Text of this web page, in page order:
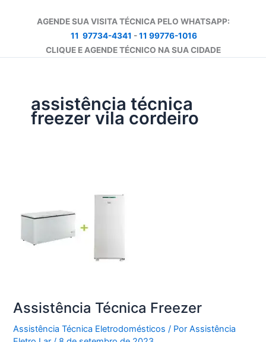
AGENDE SUA VISITA TÉCNICA PELO WHATSAPP:
11 97734-4341 -11 99776-1016
CLIQUE E AGENDE TÉCNICO NA SUA CIDADE
assistência técnica
freezer vila cordeiro
Assistência Técnica Freezer
Assistência Técnica Eletrodomésticos / PorAssistência